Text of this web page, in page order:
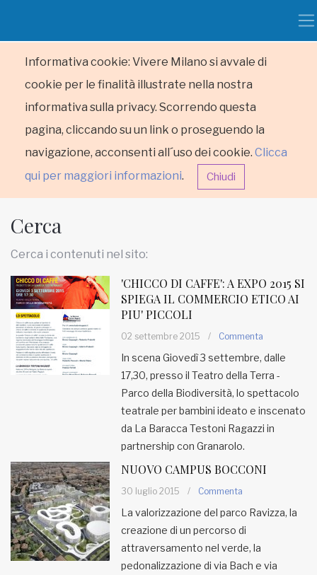
Informativa cookie: Vivere Milano si avvale di
cookie per le finalità illustrate nella nostra
informativa sulla privacy. Scorrendo questa
pagina, cliccando su un link o proseguendo la
navigazione, acconsenti all´uso dei cookie. Clicca
qui per maggiori informazioni. Chiudi
HOME
RUBRICHE
MUNICIPI
Inviateci le vostre segnalazioni
www.viveremilano.info
Fondato e diretto da Enzo De
Bernardis
EDB edizioni - Via Brivio angolo C.
Imbonati, 89 20159 Milano (Italia)
Informativa sulla privacy
Cerca
Cerca i contenuti nel sito:
'CHICCO DI CAFFE': A EXPO 2015 SI
SPIEGA IL COMMERCIO ETICO AI
PIU' PICCOLI
02 settembre 2015 / Commenta
In scena Giovedì 3 settembre, dalle
17,30, presso il Teatro della Terra -
Parco della Biodiversità, lo spettacolo
teatrale per bambini ideato e inscenato
da La Baracca Testoni Ragazzi in
partnership con Granarolo.
NUOVO CAMPUS BOCCONI
30 luglio 2015 / Commenta
La valorizzazione del parco Ravizza, la
creazione di un percorso di
attraversamento nel verde, la
pedonalizzazione di via Bach e via